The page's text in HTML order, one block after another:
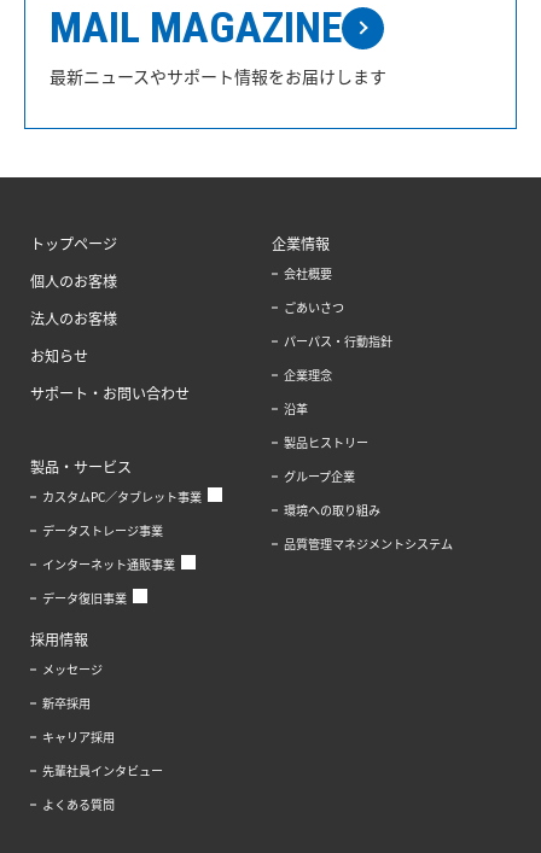
MAIL MAGAZINE
最新ニュースやサポート情報をお届けします
トップページ
個人のお客様
法人のお客様
お知らせ
サポート・お問い合わせ
製品・サービス
カスタムPC／タブレット事業
データストレージ事業
インターネット通販事業
データ復旧事業
企業情報
会社概要
ごあいさつ
パーパス・行動指針
企業理念
沿革
製品ヒストリー
グループ企業
環境への取り組み
品質管理マネジメントシステム
採用情報
メッセージ
新卒採用
キャリア採用
先輩社員インタビュー
よくある質問